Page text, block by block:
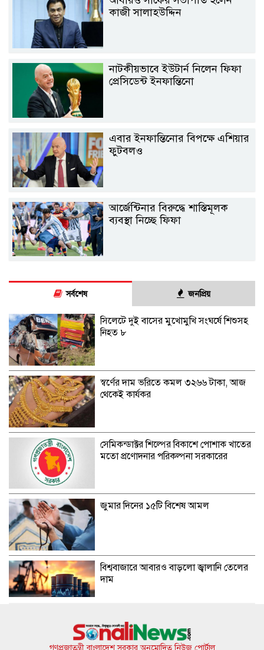
কাজী সালাহউদ্দিন
নাটকীয়ভাবে ইউটার্ন নিলেন ফিফা
প্রেসিডেন্ট ইনফান্তিনো
এবার ইনফান্তিনোর বিপক্ষে এশিয়ার
ফুটবলও
আর্জেন্টিনার বিরুদ্ধে শাস্তিমূলক
ব্যবস্থা নিচ্ছে ফিফা
সর্বশেষ জনপ্রিয়
সিলেটে দুই বাসের মুখোমুখি সংঘর্ষে শিশুসহ
নিহত ৮
স্বর্ণের দাম ভরিতে কমল ৩২৬৬ টাকা, আজ
থেকেই কার্যকর
সেমিকন্ডাক্টর শিল্পের বিকাশে পোশাক খাতের
মতো প্রণোদনার পরিকল্পনা সরকারের
জুমার দিনের ১৫টি বিশেষ আমল
বিশ্ববাজারে আবারও বাড়লো জ্বালানি তেলের
দাম
সাতসকালে বাসচাপায় ৬ দিনজন নিহত